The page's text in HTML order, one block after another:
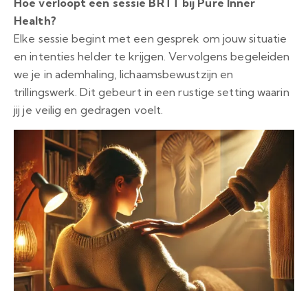
Health?
Elke sessie begint met een gesprek om jouw situatie
en intenties helder te krijgen. Vervolgens begeleiden
we je in ademhaling, lichaamsbewustzijn en
trillingswerk. Dit gebeurt in een rustige setting waarin
jij je veilig en gedragen voelt.